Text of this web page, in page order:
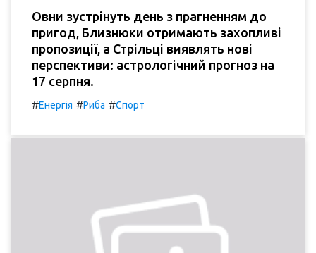
Овни зустрінуть день з прагненням до
пригод, Близнюки отримають захопливі
пропозиції, а Стрільці виявлять нові
перспективи: астрологічний прогноз на
17 серпня.
#Енергія #Риба #Спорт